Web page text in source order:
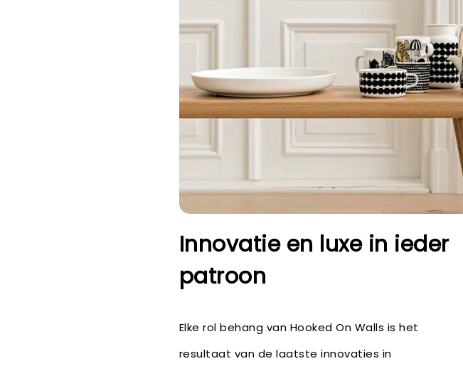
Innovatie en luxe in ieder
patroon
Elke rol behang van Hooked On Walls is het
resultaat van de laatste innovaties in